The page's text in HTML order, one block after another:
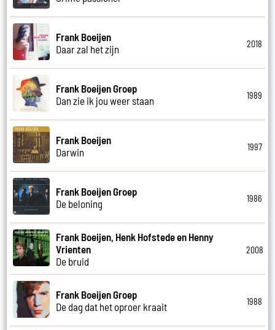
Frank Boeijen
Daar zal het zijn
2018
Frank Boeijen Groep
Dan zie ik jou weer staan
1989
Frank Boeijen
Darwin
1997
Frank Boeijen Groep
De beloning
1986
Frank Boeijen, Henk Hofstede en Henny
Vrienten
De bruid
2008
Frank Boeijen Groep
De dag dat het oproer kraait
1988